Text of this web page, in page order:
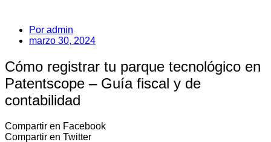
Por admin
marzo 30, 2024
Cómo registrar tu parque tecnológico en
Patentscope – Guía fiscal y de
contabilidad
Compartir en Facebook
Compartir en Twitter